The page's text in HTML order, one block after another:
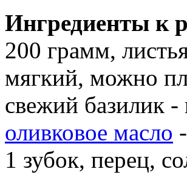
Ингредиенты к
200 грамм,
мягкий, можно
свежий базилик
оливковое масло
1 зубок, перец,